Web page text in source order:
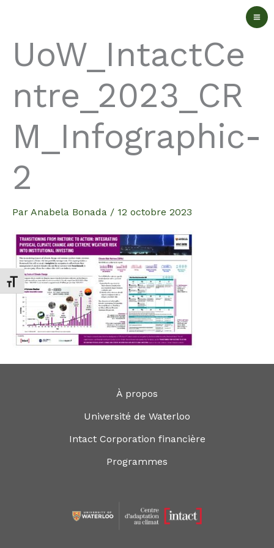
Changer la taille de la police
contenuUoW_IntactCe
ntre_2023_CR
M_Infographic-
2
Par Anabela Bonada / 12 octobre 2023
À propos
Université de Waterloo
Intact Corporation financière
Programmes